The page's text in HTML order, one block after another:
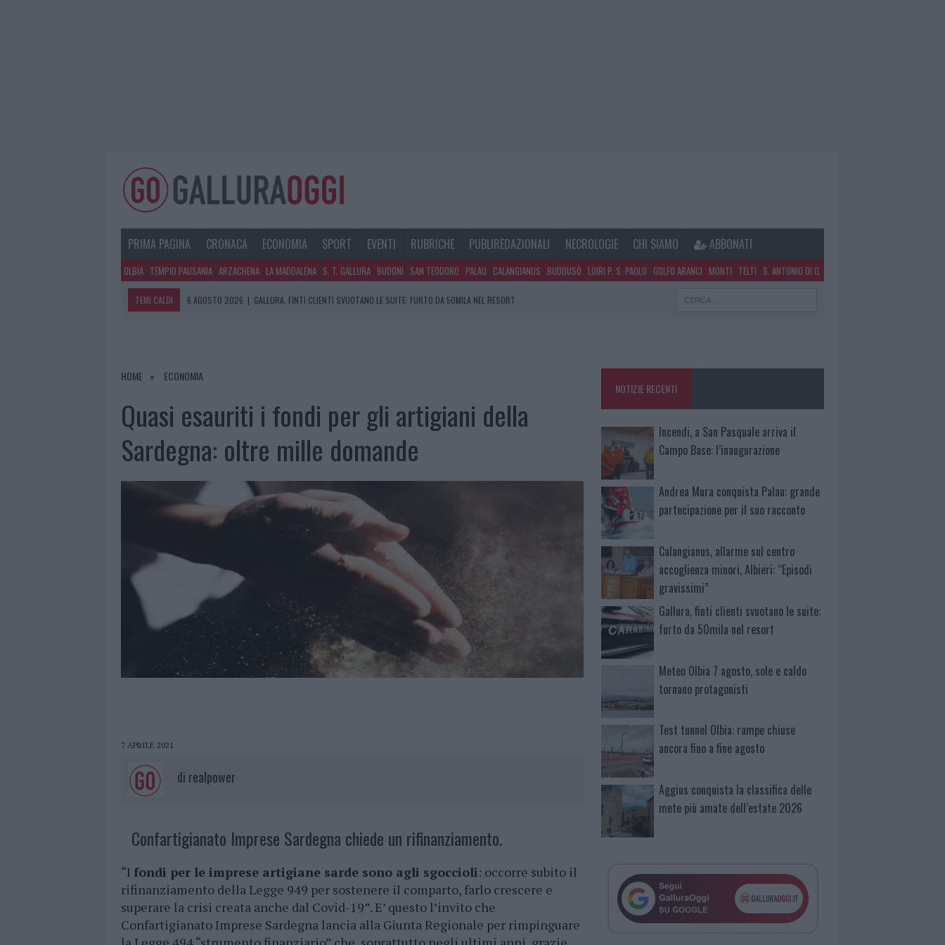
PRIMA PAGINA CRONACA ECONOMIA SPORT EVENTI RUBRICHE PUBLIREDAZIONALI NECROLOGIE CHI SIAMO ABBONATI
OLBIA TEMPIO PAUSANIA ARZACHENA LA MADDALENA S. T. GALLURA BUDONI SAN TEODORO PALAU CALANGIANUS BUDDUSÒ LOIRI P. S. PAOLO GOLFO ARANCI MONTI TELTI S. ANTONIO DI G.
TEMI CALDI 6 AGOSTO 2026 | GALLURA, FINTI CLIENTI SVUOTANO LE SUITE: FURTO DA 50MILA NEL RESORT
6 AGOSTO 2026 |
HOME ECONOMIA
Quasi esauriti i fondi per gli artigiani della
Sardegna: oltre mille domande
7 APRILE 2021
di realpower
Confartigianato Imprese Sardegna chiede un rifinanziamento.
“I fondi per le imprese artigiane sarde sono agli sgoccioli: occorre subito il
rifinanziamento della Legge 949 per sostenere il comparto, farlo crescere e
superare la crisi creata anche dal Covid-19”. E’ questo l’invito che
Confartigianato Imprese Sardegna lancia alla Giunta Regionale per rimpinguare
NOTIZIE RECENTI
Incendi, a San Pasquale arriva il
Campo Base: l’inaugurazione
Andrea Mura conquista Palau: grande
partecipazione per il suo racconto
Calangianus, allarme sul centro
accoglienza minori, Albieri: “Episodi
gravissimi”
Gallura, finti clienti svuotano le suite:
furto da 50mila nel resort
Meteo Olbia 7 agosto, sole e caldo
tornano protagonisti
Test tunnel Olbia: rampe chiuse
ancora fino a fine agosto
Aggius conquista la classifica delle
mete più amate dell’estate 2026